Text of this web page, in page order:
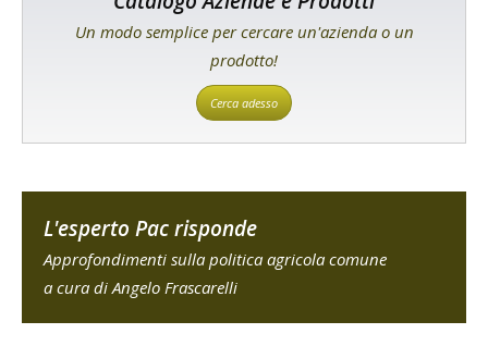
Un modo semplice per cercare un'azienda o un
prodotto!
Cerca adesso
L'esperto Pac risponde
Approfondimenti sulla politica agricola comune
a cura di Angelo Frascarelli